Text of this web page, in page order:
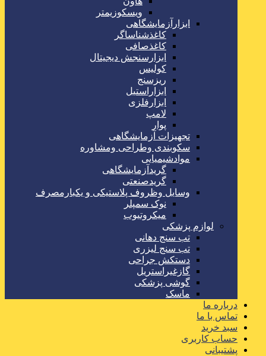
ویسکوزیمتر
ابزارآزمایشگاهی
کاغذشناساگر
کاغذصافی
ابزارسنجش دیجیتال
کولیس
ریزسنج
ابزاراستیل
ابزارفلزی
لامپ
پوار
تجهیزات آزمایشگاهی
سکوبندی وطراحی ومشاوره
موادشیمیایی
گریدآزمایشگاهی
گریدصنعتی
وسایل وظروف پلاستیکی و یکبارمصرف
نوک سمپلر
میکروتیوب
لوازم پزشکی
تب سنج دهانی
تب سنج لیزری
دستکش جراحی
گازغیراستریل
گوشی پزشکی
ماسک
درباره ما
تماس با ما
سبد خرید
حساب کاربری
پشتیبانی